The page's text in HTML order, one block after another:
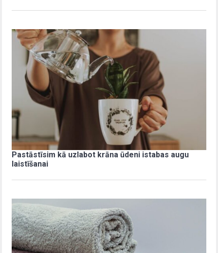
Pastāstīsim kā uzlabot krāna ūdeni istabas augu
laistīšanai